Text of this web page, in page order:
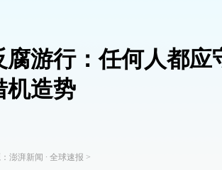
腐游行：任何人都应
机造势
澎湃新闻 ∙ 全球速报 >